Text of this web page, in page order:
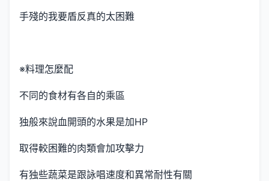
手殘的我要盾反真的太困難
※料理怎麼配
不同的食材有各自的乘區
独般來說血開頭的水果是加HP
取得較困難的肉類會加攻擊力
有独些蔬菜是跟詠唱速度和異常耐性有關